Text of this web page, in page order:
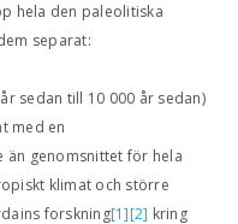
hela den paleolitiska
separat:
sedan till 10 000 år sedan)
med en
än genomsnittet för hela
klimat och större
forskning[1][2] kring